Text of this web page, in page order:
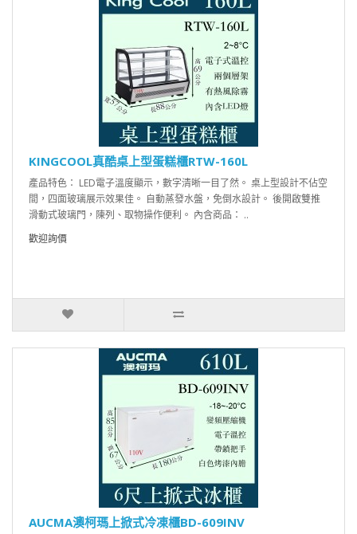
KINGCOOL真酷桌上型蛋糕櫃RTW-160L
產品特色： LED電子溫度顯示，數字清晰一目了然。 桌上型設計不佔空
間，四面玻璃展示效果佳。 自動蒸發水盤，免倒水設計。 後開啟雙推
滑動式玻璃門，陳列、取物操作便利。 內含商品： ..
歡迎詢價
AUCMA澳柯瑪上掀式冷凍櫃BD-609INV